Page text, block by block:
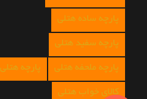
پارچه ساده هتلی
پارچه سفید هتلی
پارچه ملحفه هتلی پارچه هتلی
کالای خواب هتلی